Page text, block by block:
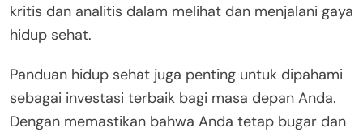
kritis dan analitis dalam melihat dan menjalani gaya
hidup sehat.
Panduan hidup sehat juga penting untuk dipahami
sebagai investasi terbaik bagi masa depan Anda.
Dengan memastikan bahwa Anda tetap bugar dan